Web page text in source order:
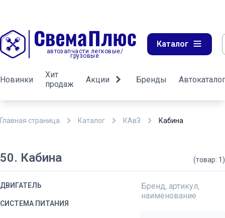
автозапчасти легковые/
грузовые
Каталог
Новинки
Хит
продаж
Акции Бренды Автокаталог
Главная страница Каталог КАвЗ Кабина
50. Кабина (товар: 1)
ДВИГАТЕЛЬ
СИСТЕМА ПИТАНИЯ
Бренд, артикул,
наименование